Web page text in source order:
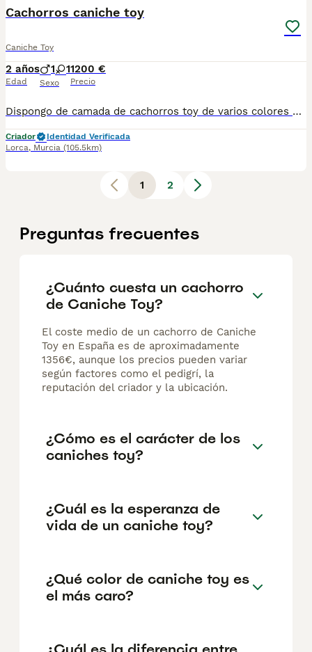
Cachorros caniche toy
Caniche Toy
2 años
Edad
1 1
Sexo
1200 €
Precio
Dispongo de camada de cachorros toy de varios colores y tamaño, soy criador profesional, se entregan con toda documentacion al día y garantía, Para mas información me pueden contactar al tlf 627925438
Criador
Identidad Verificada
Lorca, Murcia (105.5km)
1 2
Preguntas frecuentes
¿Cuánto cuesta un cachorro
de Caniche Toy?
El coste medio de un cachorro de Caniche
Toy en España es de aproximadamente
1356€, aunque los precios pueden variar
según factores como el pedigrí, la
reputación del criador y la ubicación.
¿Cómo es el carácter de los
caniches toy?
¿Cuál es la esperanza de
vida de un caniche toy?
¿Qué color de caniche toy es
el más caro?